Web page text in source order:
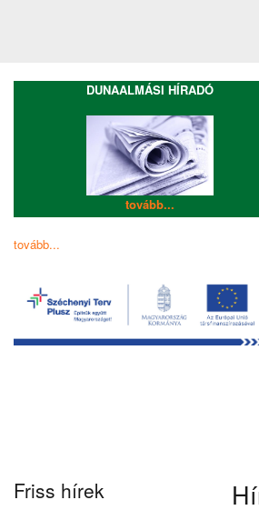
DUNAALMÁSI HÍRADÓ
tovább...
tovább...
Friss hírek